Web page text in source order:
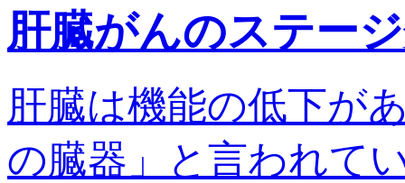
肝臓がんのステー
肝臓は機能の低下が
の臓器」と言われて